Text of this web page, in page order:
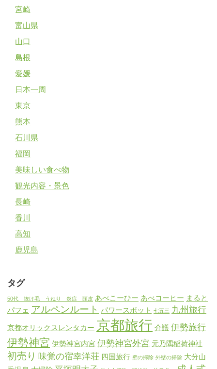
宮崎
富山県
山口
島根
愛媛
日本一周
東京
熊本
石川県
福岡
美味しい食べ物
観光内容・景色
長崎
香川
高知
鹿児島
タグ
50代 抜け毛 うねり 炎症 頭皮 あべこーひー あべコーヒー まると
パフェ アルペンルート パワースポット 七五三 九州旅行
京都オリックスレンタカー 京都旅行 介護 伊勢旅行
伊勢神宮 伊勢神宮内宮 伊勢神宮外宮 元乃隅稲荷神社
初売り 味覚の宿幸洋荘 四国旅行 壁の掃除 外壁の掃除 大分山